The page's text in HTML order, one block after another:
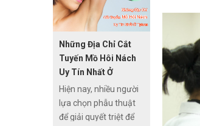
là điểm dịch vụ tiêm
phòng hết thuốc…Do
nhắc chích ngừa trẻ
sơ sinh ở đâu là hết
sức quan trọng.
bệnh nguy hiểm và
điều trị kịp thời. Tuy
nhiên, để tìm một địa
chỉ khám sức khỏe
tổng quát uy tín, đảm
bảo chất lượng tại
TPHCM là điều không
dễ dàng. Do đó, thông
tin bài viết dưới đây
Những Địa Chỉ Cắt
Tuyến Mồ Hôi Nách
Uy Tín Nhất Ở
TPHCM
Hiện nay, nhiều người
lựa chọn phẫu thuật
để giải quyết triệt để